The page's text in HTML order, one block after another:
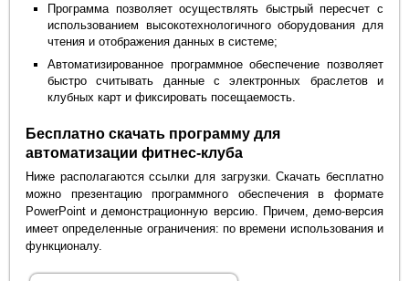
Программа позволяет осуществлять быстрый пересчет с
использованием высокотехнологичного оборудования для
чтения и отображения данных в системе;
Автоматизированное программное обеспечение позволяет
быстро считывать данные с электронных браслетов и
клубных карт и фиксировать посещаемость.
Бесплатно скачать программу для
автоматизации фитнес-клуба
Ниже располагаются ссылки для загрузки. Скачать бесплатно
можно презентацию программного обеспечения в формате
PowerPoint и демонстрационную версию. Причем, демо-версия
имеет определенные ограничения: по времени использования и
функционалу.